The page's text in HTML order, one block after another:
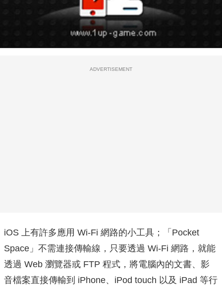
ADVERTISEMENT
iOS 上有許多應用 Wi-Fi 網路的小工具；「Pocket
Space」不需連接傳輸線，只要透過 Wi-Fi 網路，就能
透過 Web 瀏覽器或 FTP 程式，將電腦內的文書、影
音檔案直接傳輸到 iPhone、iPod touch 以及 iPad 等行